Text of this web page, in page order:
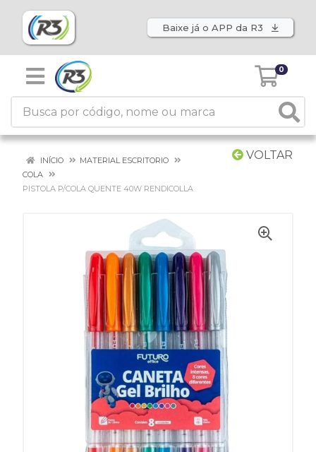
Baixe já o APP da R3
0
VOLTAR
INÍCIO
MATERIAL ESCRITORIO
COLA
PISTOLA P/COLA QUENTE 40W RENDICOLLA